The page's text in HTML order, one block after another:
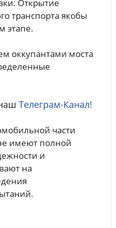
Открытие
транспорта якобы
этапе.
оккупантами моста
Телеграм-Канал!
части
имеют полной
и
на